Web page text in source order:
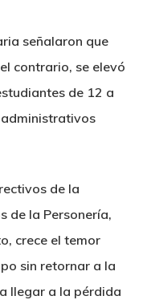
señalaron que
contrario, se elevó
de 12 a
de la
de la Personería,
crece el temor
sin retornar a la
llegar a la pérdida